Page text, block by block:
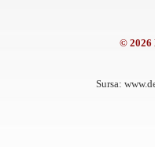
© 2026
Sursa: